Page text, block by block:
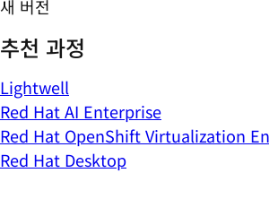
새 버전
추천 과정
Lightwell
Red Hat AI Enterprise
Red Hat OpenShift Virtualization
Red Hat Desktop